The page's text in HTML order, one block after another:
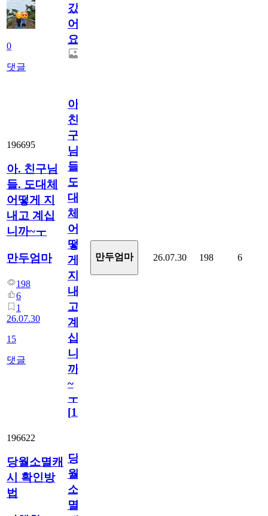
0
댓글
갔
어
요.
196695
아. 친구님
들. 도대체
어떻게 지
내고 계십
니까~ㅜ
만두엄마
198
6
1
26.07.30
15
댓글
아.
친
구
님
들.
도
대
체
어
떻
게
지
내
고
계
십
니
까
~
ㅜ
[15
만두엄마 26.07.30 198 6
196622
당월소멸캐
시 확인방
법
당
월
소
멸